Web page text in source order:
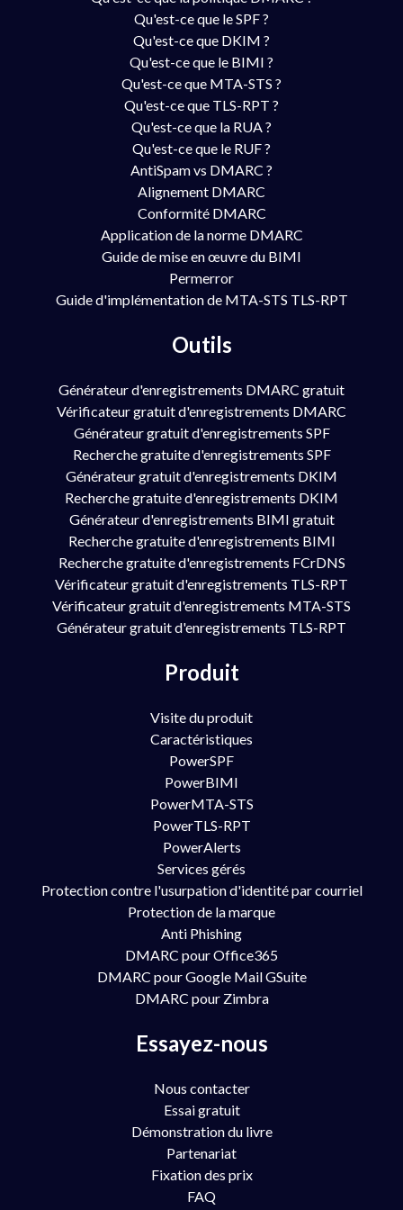
Qu'est-ce que le SPF ?
Qu'est-ce que DKIM ?
Qu'est-ce que le BIMI ?
Qu'est-ce que MTA-STS ?
Qu'est-ce que TLS-RPT ?
Qu'est-ce que la RUA ?
Qu'est-ce que le RUF ?
AntiSpam vs DMARC ?
Alignement DMARC
Conformité DMARC
Application de la norme DMARC
Guide de mise en œuvre du BIMI
Permerror
Guide d'implémentation de MTA-STS TLS-RPT
Outils
Générateur d'enregistrements DMARC gratuit
Vérificateur gratuit d'enregistrements DMARC
Générateur gratuit d'enregistrements SPF
Recherche gratuite d'enregistrements SPF
Générateur gratuit d'enregistrements DKIM
Recherche gratuite d'enregistrements DKIM
Générateur d'enregistrements BIMI gratuit
Recherche gratuite d'enregistrements BIMI
Recherche gratuite d'enregistrements FCrDNS
Vérificateur gratuit d'enregistrements TLS-RPT
Vérificateur gratuit d'enregistrements MTA-STS
Générateur gratuit d'enregistrements TLS-RPT
Produit
Visite du produit
Caractéristiques
PowerSPF
PowerBIMI
PowerMTA-STS
PowerTLS-RPT
PowerAlerts
Services gérés
Protection contre l'usurpation d'identité par courriel
Protection de la marque
Anti Phishing
DMARC pour Office365
DMARC pour Google Mail GSuite
DMARC pour Zimbra
Essayez-nous
Nous contacter
Essai gratuit
Démonstration du livre
Partenariat
Fixation des prix
FAQ